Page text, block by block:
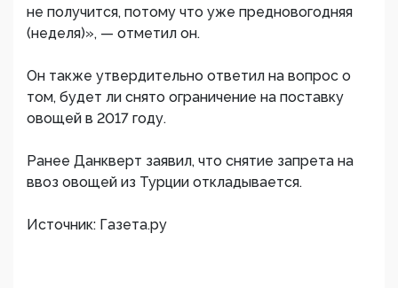
не получится, потому что уже предновогодняя
(неделя)», — отметил он.
Он также утвердительно ответил на вопрос о
том, будет ли снято ограничение на поставку
овощей в 2017 году.
Ранее Данкверт заявил, что снятие запрета на
ввоз овощей из Турции откладывается.
Источник: Газета.ру